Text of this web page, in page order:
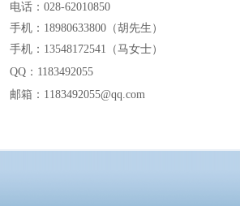
电话：028-62010850
手机：18980633800 （胡先生 ）
手机：13548172541 （马女士）
QQ： 1183492055
邮箱：1183492055@qq.com